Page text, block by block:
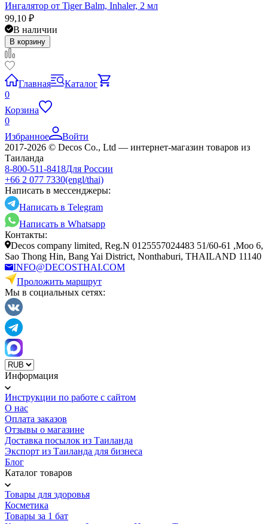
Ингалятор от Tiger Balm, Inhaler, 2 мл
99,10 ₽
В наличии
В корзину
Главная
Каталог
0
Корзина
0
Избранное
Войти
2017-2026 © Decos Co., Ltd — интернет-магазин товаров из
Таиланда
8-800-511-8418Для России
+66 2 077 7330(engl/thai)
Написать в мессенджеры:
Написать в Telegram
Написать в Whatsapp
Контакты:
Decos company limited, Reg.N 0125557024483 51/60-61 ,Moo 6,
Sao Thong Hin, Bang Yai District, Nonthaburi, THAILAND 11140
INFO@DECOSTHAI.COM
Проложить маршрут
Мы в социальных сетях:
Информация
Инструкции по работе с сайтом
О нас
Оплата заказов
Отзывы о магазине
Доставка посылок из Таиланда
Экспорт из Таиланда для бизнеса
Блог
Каталог товаров
Товары для здоровья
Косметика
Товары за 1 бат